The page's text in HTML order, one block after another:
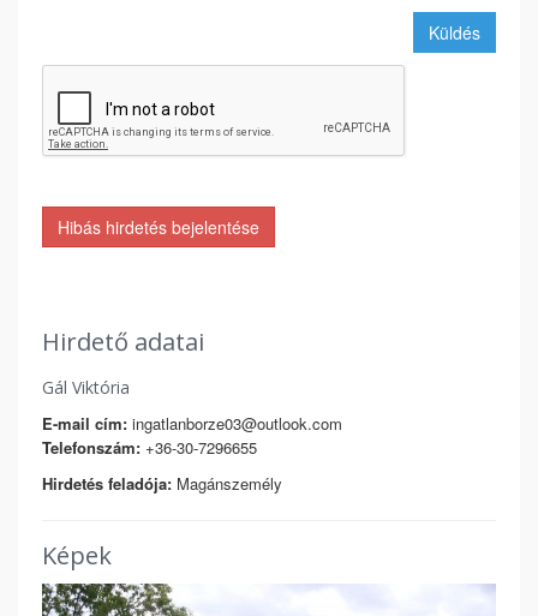
Küldés
Hibás hirdetés bejelentése
Hirdető adatai
Gál Viktória
E-mail cím: ingatlanborze03@outlook.com
Telefonszám: +36-30-7296655
Hirdetés feladója: Magánszemély
Képek